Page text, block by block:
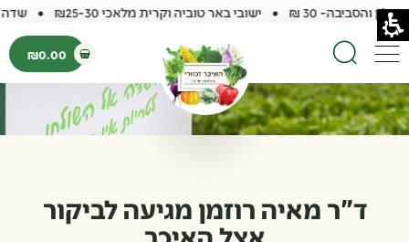
והסביבה- 30 ₪ ישובי באר טוביה וקרית מלאכי ₪25-30 שדה
₪0.00
פתיחת עגלת
פתיחת פופאפ עגלה
ד"ר מאיה רוזמן מגיעה לביקור
אצל האיכר